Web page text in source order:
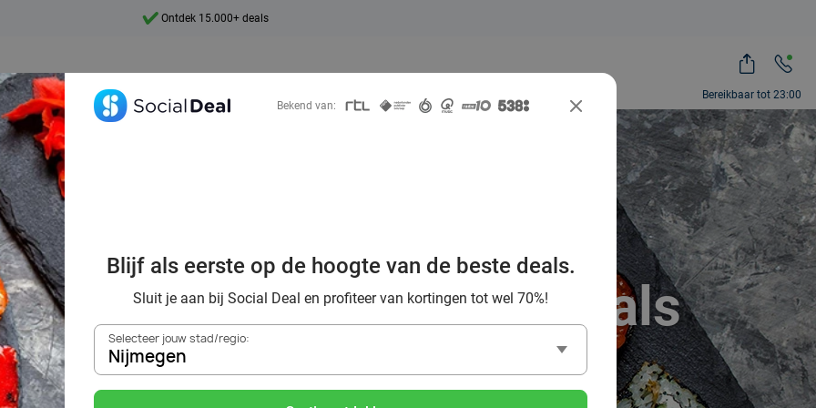
Bereikbaar tot 23:00
Ontdek 15.000+ deals
All-You-Can-Eat deals
met Social Deal
Bekend van:
Blijf als eerste op de hoogte van de beste deals.
Sluit je aan bij Social Deal en profiteer van kortingen tot wel 70%!
Selecteer jouw stad/regio:
Nijmegen